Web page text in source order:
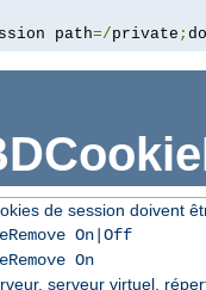
path=/private ;
de session doivent
On|Off
On
serveur virtuel,